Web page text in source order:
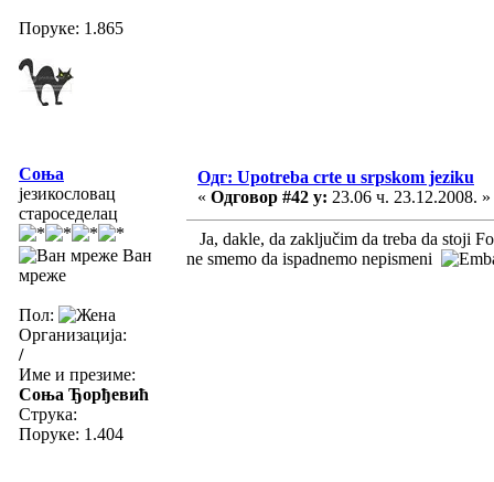
Поруке: 1.865
Соња
језикословац
староседелац
Ван
мреже
Пол:
Организација:
/
Име и презиме:
Соња Ђорђевић
Струка:
Поруке: 1.404
Одг: Upotreba crte u srpskom jeziku
« Одговор #42 у: 23.06 ч. 23.12.2008. »
Ja, dakle, da zaključim da treba da stoji
ne smemo da ispadnemo nepismeni